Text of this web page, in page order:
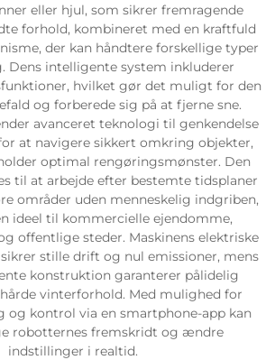
eller hjul, som sikrer fremragende
forhold, kombineret med en kraftfuld
der kan håndtere forskellige typer
Dens intelligente system inkluderer
hvilket gør det muligt for den
og forberede sig på at fjerne sne.
avanceret teknologi til genkendelse
at navigere sikkert omkring objekter,
optimal rengøringsmønster. Den
til at arbejde efter bestemte tidsplaner
områder uden menneskelig indgriben,
ideel til kommercielle ejendomme,
offentlige steder. Maskinens elektriske
stille drift og nul emissioner, mens
konstruktion garanterer pålidelig
vinterforhold. Med mulighed for
og kontrol via en smartphone-app kan
robotternes fremskridt og ændre
indstillinger i realtid.